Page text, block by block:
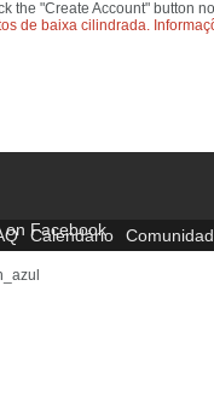
the "Create Account" button
Calendário